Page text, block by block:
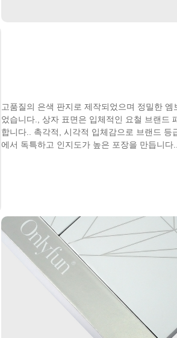
고품질의 은색 판지로 제작되었으며 정밀한 엠
었습니다., 상자 표면은 입체적인 요철 브랜드
합니다.. 촉각적, 시각적 입체감으로 브랜드 등
에서 독특하고 인지도가 높은 포장을 만듭니다..